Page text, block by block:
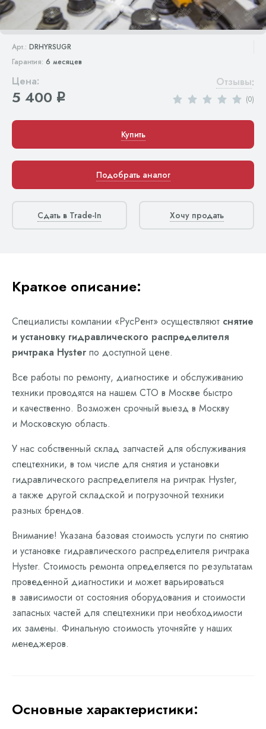
Арт.: DRHYRSUGR
Гарантия: 6 месяцев
Цена:
5 400 q
Отзывы:
(0)
Купить
Подобрать аналог
Сдать в Trade-In Хочу продать
Краткое описание:
Специалисты компании «РусРент» осуществляют снятие
и установку гидравлического распределителя
ричтрака Hyster по доступной цене.
Все работы по ремонту, диагностике и обслуживанию
техники проводятся на нашем СТО в Москве быстро
и качественно. Возможен срочный выезд в Москву
и Московскую область.
У нас собственный склад запчастей для обслуживания
спецтехники, в том числе для снятия и установки
гидравлического распределителя на ричтрак Hyster,
а также другой складской и погрузочной техники
разных брендов.
Внимание! Указана базовая стоимость услуги по снятию
и установке гидравлического распределителя ричтрака
Hyster. Стоимость ремонта определяется по результатам
проведенной диагностики и может варьироваться
в зависимости от состояния оборудования и стоимости
запасных частей для спецтехники при необходимости
их замены. Финальную стоимость уточняйте у наших
менеджеров.
Основные характеристики: